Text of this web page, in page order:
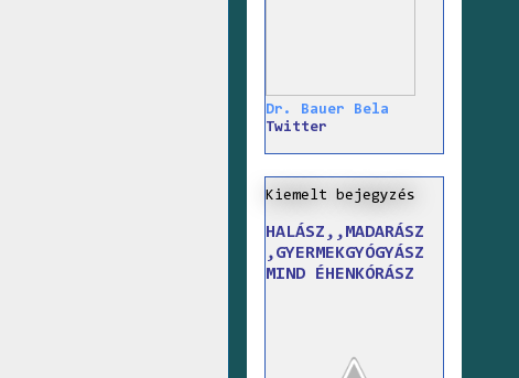
Dr. Bauer Bela
Twitter
Kiemelt bejegyzés
HALÁSZ,,MADARÁSZ
,GYERMEKGYÓGYÁSZ
MIND ÉHENKÓRÁSZ